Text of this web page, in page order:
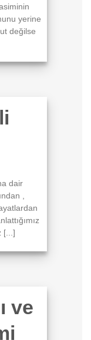
yerine
değilse
dair
,
[...]
ve